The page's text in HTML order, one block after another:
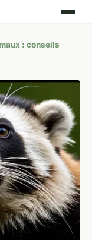
: conseils